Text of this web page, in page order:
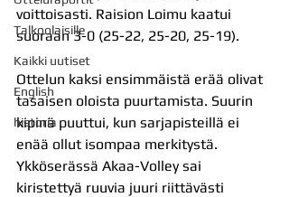
Talkoolaisille
Kaikki uutiset
English
historia
voittoisasti. Raision Loimu kaatui
suoraan 3-0 (25-22, 25-20, 25-19).
Ottelun kaksi ensimmäistä erää olivat
tasaisen oloista puurtamista. Suurin
kipinä puuttui, kun sarjapisteillä ei
enää ollut isompaa merkitystä.
Ykköserässä Akaa-Volley sai
kiristettyä ruuvia juuri riittävästi